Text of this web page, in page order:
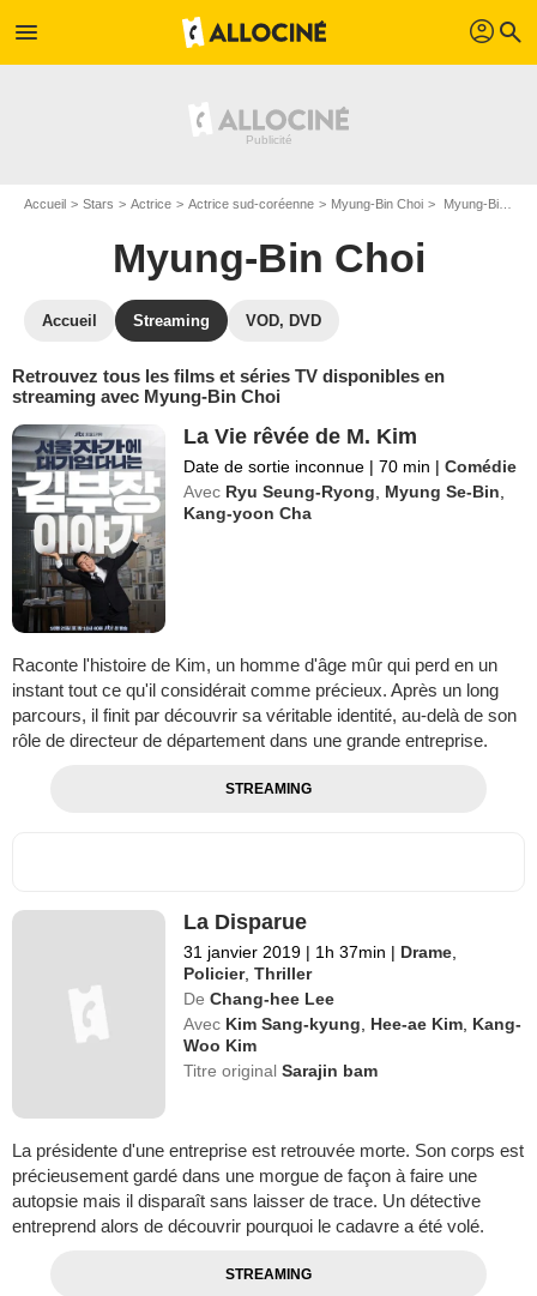
menu profil search
Accueil Stars Actrice Actrice sud-coréenne Myung-Bin Choi Myung-Bin Choi : Films et séries online
Myung-Bin Choi
Accueil Streaming VOD, DVD
Retrouvez tous les films et séries TV disponibles en
streaming avec Myung-Bin Choi
La Vie rêvée de M. Kim
Date de sortie inconnue | 70 min | Comédie
Avec Ryu Seung-Ryong Myung Se-Bin
Kang-yoon Cha
Raconte l'histoire de Kim, un homme d'âge mûr qui perd en un
instant tout ce qu'il considérait comme précieux. Après un long
parcours, il finit par découvrir sa véritable identité, au-delà de son
rôle de directeur de département dans une grande entreprise.
STREAMING
La Disparue
31 janvier 2019 | 1h 37min | Drame
Policier,Thriller
De Chang-hee Lee
Avec Kim Sang-kyung Hee-ae Kim Kang-
Woo Kim
Titre originalSarajin bam
La présidente d'une entreprise est retrouvée morte. Son corps est
précieusement gardé dans une morgue de façon à faire une
autopsie mais il disparaît sans laisser de trace. Un détective
entreprend alors de découvrir pourquoi le cadavre a été volé.
STREAMING